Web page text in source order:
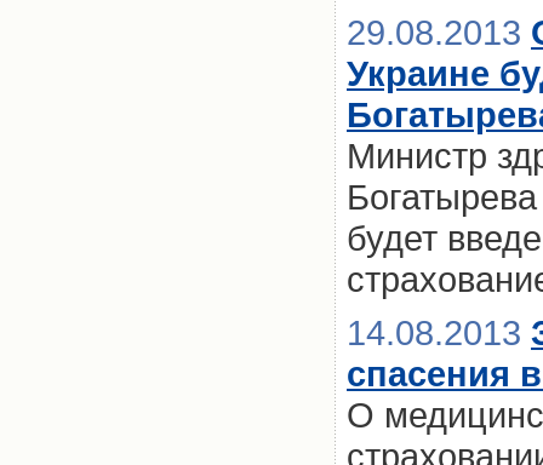
29.08.2013
Украине
Министр
будет
14.08.2013
спасения
О